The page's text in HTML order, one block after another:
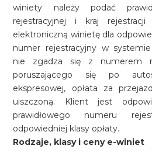
winiety należy podać
rejestracyjnej i kraj
elektroniczną winietę dla
numer rejestracyjny w
nie zgadza się z numerem
poruszającego się po
ekspresowej, opłata za
uiszczoną. Klient jest
prawidłowego numeru
odpowiedniej klasy opłaty.
Rodzaje, klasy i ceny e-winiet